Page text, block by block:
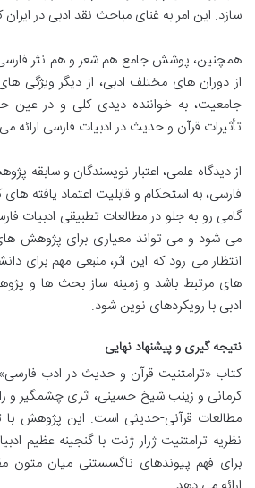
سازد. این امر به غنای مباحث نقد ادبی در
همچنین، پوشش جامع هم شعر و هم نثر فارسی
از دوران های مختلف ادبی، از دیگر ویژگی
جامعیت، به خواننده دیدی کلی و در عین
تأثیرات قرآن و حدیث در ادبیات فارسی ارائه
از دیدگاه علمی، اعتبار نویسندگان و سابقه
فارسی، به استحکام و قابلیت اعتماد یافته
گامی رو به جلو در مطالعات تطبیقی ادبیات
می شود و می تواند معیاری برای پژوهش
انتظار می رود که این اثر، منبعی مهم برای
های مرتبط باشد و زمینه ساز بحث ها و
ادبی با رویکردهای نوین شود.
نتیجه گیری و پیشنهاد نهایی
کتاب «ترامتنیت قرآن و حدیث در ادب فارسی»
کرمانی و زینب شیخ حسینی، اثری چشمگیر و
مطالعات قرآنی-حدیثی است. این پژوهش با
نظریه ترامتنیت ژرار ژنت با گنجینه عظیم
برای فهم پیوندهای ناگسستنی میان متون